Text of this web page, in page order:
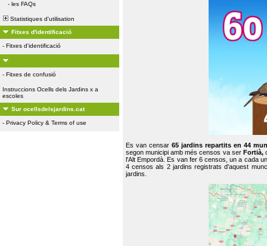
- les FAQs
Statistiques d'utilisation
Fitxes d'identificació
- Fitxes d'identificació
- Fitxes de confusió
Instruccions Ocells dels Jardins x a
escoles
Sur ocellsdelsjardins.cat
- Privacy Policy & Terms of use
Es van censar65 jardins repartits en 44
segon municipi amb més censos va ser Fortià,
l'Alt Empordà. Es van fer 6 censos, un a cada
4 censos als 2 jardins registrats d'aquest
jardins.